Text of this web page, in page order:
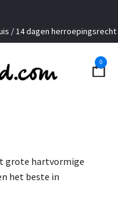
/ 14 dagen herroepingsrecht
0
grote hartvormige
het beste in